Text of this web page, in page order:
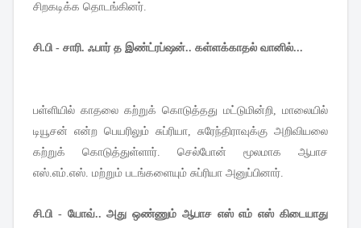
சிறகடிக்க தொடங்கினர்.
சி.பி - சாரி. ஃபார் த இண்ட்ரப்ஷன்.. கள்ளக்காதல் வானில்...
பள்ளியில் காதலை கற்றுக் கொடுத்தது மட்டுமின்றி, மாலையில்
டியூசன் என்ற பெயரிலும் சுப்ரியா, சுரேந்திராவுக்கு அறிவியலை
கற்றுக் கொடுத்துள்ளார். செல்போன் மூலமாக ஆபாச
எஸ்.எம்.எஸ். மற்றும் படங்களையும் சுப்ரியா அனுப்பினார்.
சி.பி - யோவ்.. அது ஒண்ணும் ஆபாச எஸ் எம் எஸ் கிடையாது